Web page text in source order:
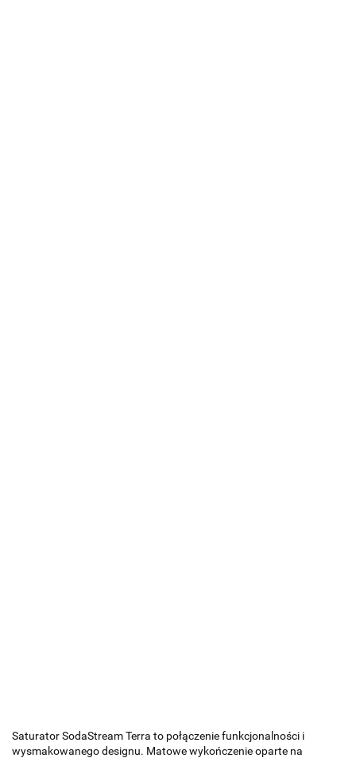
Saturator SodaStream Terra to połączenie funkcjonalności i
wysmakowanego designu. Matowe wykończenie oparte na